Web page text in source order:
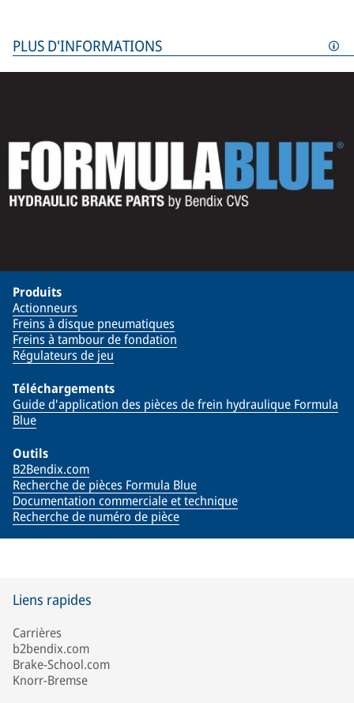
PLUS D'INFORMATIONS
Produits
Actionneurs
Freins à disque pneumatiques
Freins à tambour de fondation
Régulateurs de jeu
Téléchargements
Guide d'application des pièces de frein hydraulique Formula
Blue
Outils
B2Bendix.com
Recherche de pièces Formula Blue
Documentation commerciale et technique
Recherche de numéro de pièce
Liens rapides
Carrières
b2bendix.com
Brake-School.com
Knorr-Bremse